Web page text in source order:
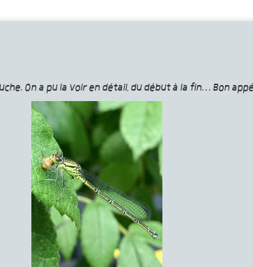
On a pu la voir en détail, du début à la fin… Bon